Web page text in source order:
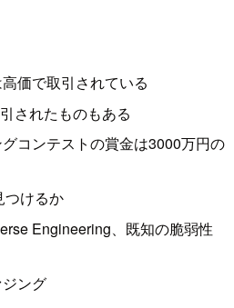
価で取引されている
されたものもある
コンテストの賞金は3000万円の
つけるか
Engineering、既知の脆弱性
ング